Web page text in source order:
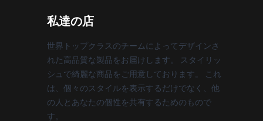
私達の店
世界トップクラスのチームによってデザインさ
れた高品質な製品をお届けします。 スタイリッ
シュで綺麗な商品をご用意しております。 これ
は、個々のスタイルを表示するだけでなく、他
の人とあなたの個性を共有するためのもので
す。